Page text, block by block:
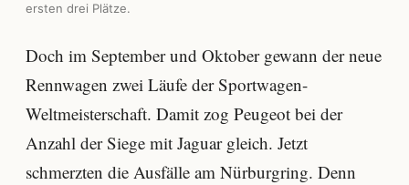
ersten drei Plätze.
Doch im September und Oktober gewann der neue
Rennwagen zwei Läufe der Sportwagen-
Weltmeisterschaft. Damit zog Peugeot bei der
Anzahl der Siege mit Jaguar gleich. Jetzt
schmerzten die Ausfälle am Nürburgring. Denn